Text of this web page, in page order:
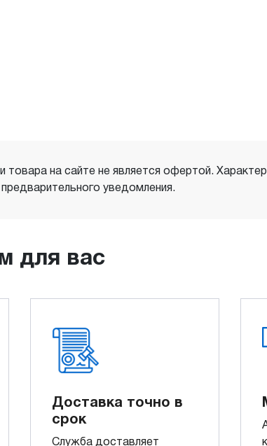
товара на сайте не является офертой.
уведомления.
для вас
Доставка точно в
срок
Служба доставляет